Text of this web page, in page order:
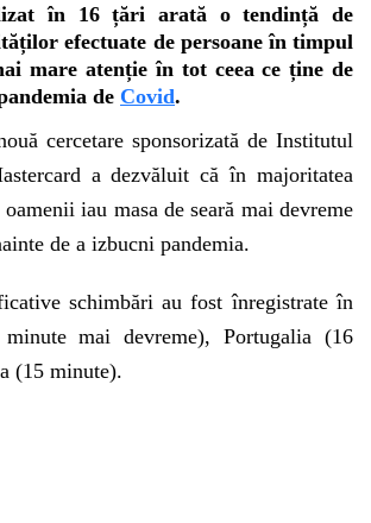
în 16 țări arată o tendință de
efectuate de persoane în timpul
mare atenție în tot ceea ce ține de
de Covid.
cercetare sponsorizată de Institutul
a dezvăluit că în majoritatea
iau masa de seară mai devreme
de a izbucni pandemia.
schimbări au fost înregistrate în
mai devreme), Portugalia (16
(15 minute).